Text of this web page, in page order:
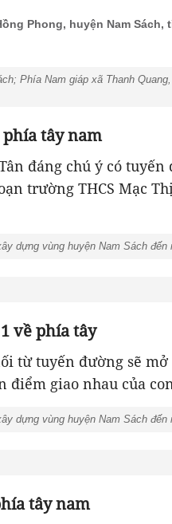
Phong, huyện Nam Sách,
Phía Nam giáp xã Thanh
tây nam
đáng chú ý có
trường THCS Mạc
dựng vùng huyện Nam Sách đến
về phía tây
từ tuyến đường sẽ
điểm giao nhau của
dựng vùng huyện Nam Sách đến
tây nam